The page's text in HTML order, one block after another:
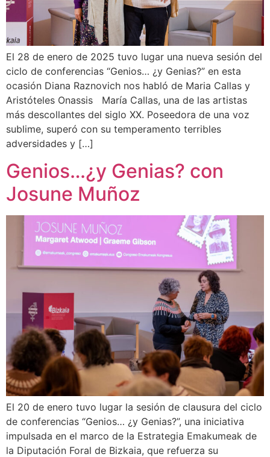
El 28 de enero de 2025 tuvo lugar una nueva sesión del
ciclo de conferencias “Genios… ¿y Genias?” en esta
ocasión Diana Raznovich nos habló de Maria Callas y
Aristóteles Onassis María Callas, una de las artistas
más descollantes del siglo XX. Poseedora de una voz
sublime, superó con su temperamento terribles
adversidades y […]
Genios…¿y Genias? con
Josune Muñoz
El 20 de enero tuvo lugar la sesión de clausura del ciclo
de conferencias “Genios… ¿y Genias?”, una iniciativa
impulsada en el marco de la Estrategia Emakumeak de
la Diputación Foral de Bizkaia, que refuerza su